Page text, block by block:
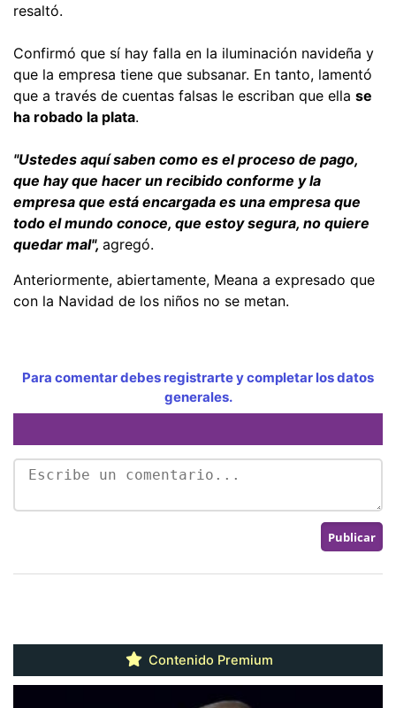
resaltó.
Confirmó que sí hay falla en la iluminación navideña y
que la empresa tiene que subsanar. En tanto, lamentó
que a través de cuentas falsas le escriban que ella se
ha robado la plata.
"Ustedes aquí saben como es el proceso de pago,
que hay que hacer un recibido conforme y la
empresa que está encargada es una empresa que
todo el mundo conoce, que estoy segura, no quiere
quedar mal", agregó.
Anteriormente, abiertamente, Meana a expresado que
con la Navidad de los niños no se metan.
Para comentar debes registrarte y completar los datos
generales.
Contenido Premium